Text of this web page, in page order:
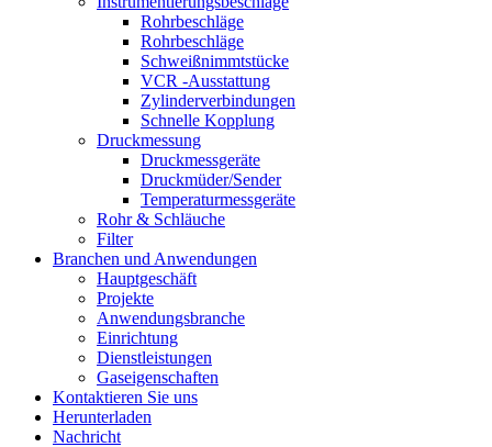
Rohrbeschläge
Rohrbeschläge
Schweißnimmtstücke
VCR -Ausstattung
Zylinderverbindungen
Schnelle Kopplung
Druckmessung
Druckmessgeräte
Druckmüder/Sender
Temperaturmessgeräte
Rohr & Schläuche
Filter
Branchen und Anwendungen
Hauptgeschäft
Projekte
Anwendungsbranche
Einrichtung
Dienstleistungen
Gaseigenschaften
Kontaktieren Sie uns
Herunterladen
Nachricht